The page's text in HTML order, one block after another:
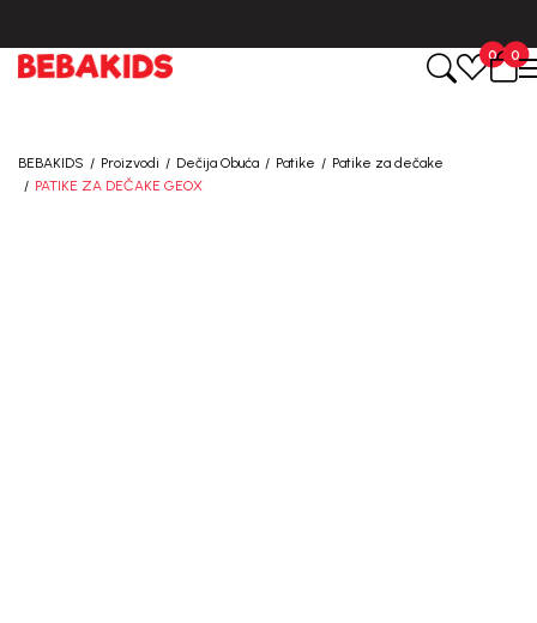
0
0
BEBAKIDS Proizvodi Dečija Obuća Patike
Patike za dečake
PATIKE ZA DEČAKE GEOX